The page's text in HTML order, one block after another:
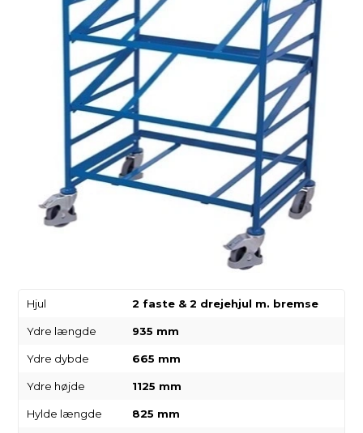
Hjul 2 faste & 2 drejehjul m. bremse
Ydre længde 935 mm
Ydre dybde 665 mm
Ydre højde 1125 mm
Hylde længde 825 mm